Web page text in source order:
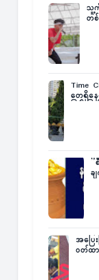
သူ့
တ
Time
တွေရှိန
”
ခ
အပြ
ဝတ်ထ